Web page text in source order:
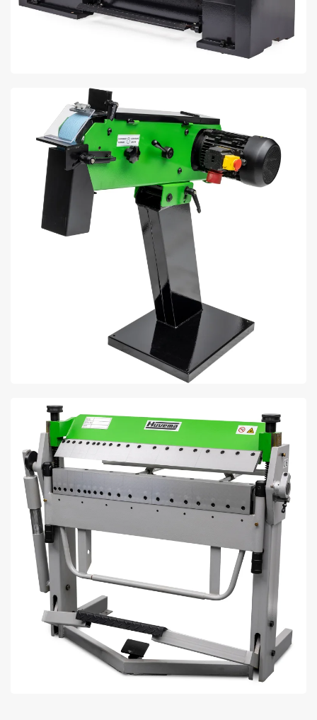
BENT U OP ZOEK NAAR EEN SLIJP OF
SCHUURMACHINE? ONTDEK ONS ASSORTIMENT
SLIJP- SCHUURMACHINES ONLINE BIJ LTC.
BEKIJK AANBOD
BENT U OP ZOEK NAAR EEN PLAATBEWERKING
MACHINE ? ONTDEK ONS ASSORTIMENT ONLINE
BEKIJK AANBOD